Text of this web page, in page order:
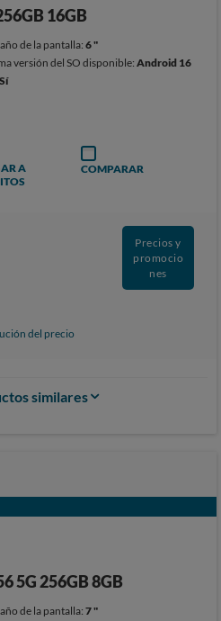
16GB
de la pantalla:6 "
versión del SO disponible:Android 16
Sí
A
COMPARAR
Precios y
promocio
nes
del precio
similares
5G 256GB 8GB
de la pantalla:7 "